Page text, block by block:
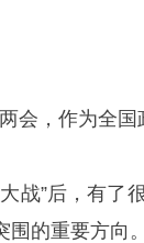
会，作为全
战”后，有了
的重要方向。